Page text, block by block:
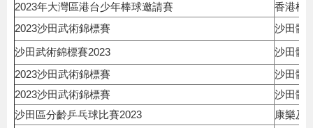
2023年大灣區港台少年棒球邀請賽
香港棒
2023沙田武術錦標賽
沙田體
沙田武術錦標賽2023
沙田體
2023沙田武術錦標賽
沙田體
2023沙田武術錦標賽
沙田體
沙田區分齡乒乓球比賽2023
康樂及